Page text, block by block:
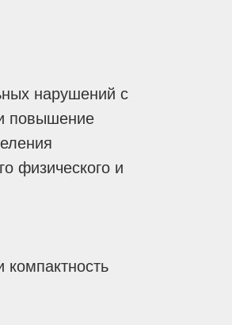
нарушений с
повышение
физического и
компактность